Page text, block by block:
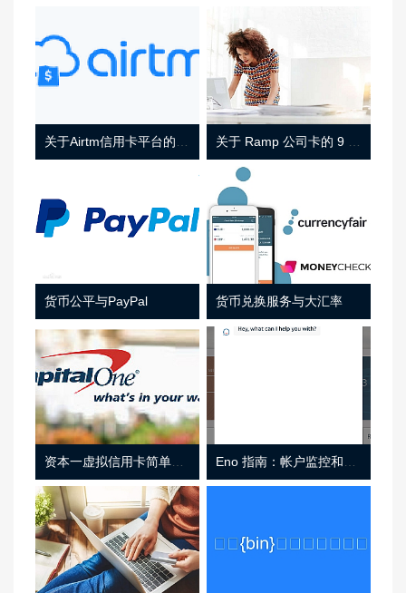
货币公平与PayPal 货币兑换服务与大汇率
资本一虚拟信用卡简单介绍